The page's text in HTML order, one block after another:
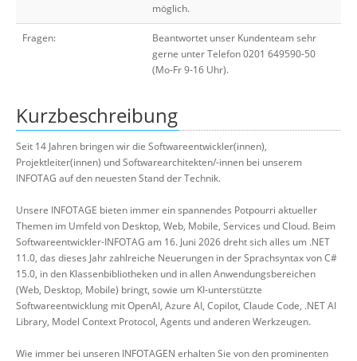
möglich.
Fragen:
Beantwortet unser Kundenteam sehr
gerne unter Telefon 0201 649590-50
(Mo-Fr 9-16 Uhr).
Kurzbeschreibung
Seit 14 Jahren bringen wir die Softwareentwickler(innen),
Projektleiter(innen) und Softwarearchitekten/-innen bei unserem
INFOTAG auf den neuesten Stand der Technik.
Unsere INFOTAGE bieten immer ein spannendes Potpourri aktueller
Themen im Umfeld von Desktop, Web, Mobile, Services und Cloud. Beim
Softwareentwickler-INFOTAG am 16. Juni 2026 dreht sich alles um .NET
11.0, das dieses Jahr zahlreiche Neuerungen in der Sprachsyntax von C#
15.0, in den Klassenbibliotheken und in allen Anwendungsbereichen
(Web, Desktop, Mobile) bringt, sowie um KI-unterstützte
Softwareentwicklung mit OpenAI, Azure AI, Copilot, Claude Code, .NET AI
Library, Model Context Protocol, Agents und anderen Werkzeugen.
Wie immer bei unseren INFOTAGEN erhalten Sie von den prominenten